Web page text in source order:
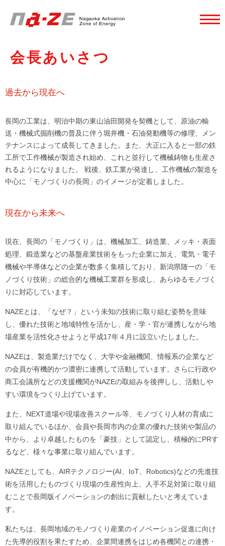
会長あいさつ
過去から現在へ
長岡の工業は、明治中期の東山油田開発を契機として、原油の輸
送・機械式掘削機の普及に伴う堀井機・石油発動機等の修理、メン
テナンスによって成長してきました。また、大正に入ると一部の鉄
工所で工作機械が製造され始め、これと並行して機械鋳物も生産さ
れるようになりました。 戦後、鉄工業が発達し、工作機械の製造を
中心に「モノづくりの長岡」のイメージが定着しました。
現在から未来へ
現在、長岡の「モノづくり」は、機械加工、鋳造業、メッキ・表面
処理、鍛造業などの基盤産業技術をもった企業に加え、電気・電子
機械や半導体などの企業が数多く集積しており、新潟県随一の「モ
ノづくり技術」の総合的な機械工業群を形成し、あらゆるモノづく
りに対応しています。
NAZEとは、「なぜ？」という未知の技術に取り組む姿勢を意味
し、優れた技術と地域特性を活かし、産・学・官が連携しながら地
場産業を活性化させようと平成17年４月に設立いたしました。
NAZEは、製造業だけでなく、大学や金融機関、情報系の企業など
の会員が有機的かつ濃密に連携して活動しています。さらに行政や
商工会議所などの支援機関がNAZEの取組みを後押しし、活動しや
すい環境をつくり上げています。
また、NEXT道場や現場改善スクール等、モノづくり人材の育成に
取り組んでいるほか、会員や長岡市内の企業の優れた技術や製品の
中から、より卓越したものを「豪技」として認定し、積極的にPRす
るなど、様々な事業に取り組んでいます。
NAZEとしても、AIRテクノロジー(AI、IoT、Robotics)などの先進技
術を活用したものづくり現場の生産性向上、人手不足対策に取り組
むことで長岡版イノベーションの創出に貢献したいと考えていま
す。
私たちは、長岡地域のモノづくり産業のイノベーション促進に向け
た先導的役割を果たすため、企業間連携をはじめ各機関との連携・